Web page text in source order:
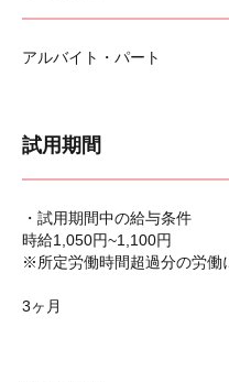
アルバイト・パート
試用期間
・試用期間中の給与条件
時給1,050円~1,100円
※所定労働時間超過分の労働
3ヶ月